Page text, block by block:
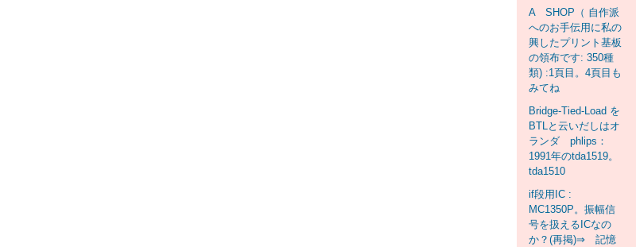
A SHOP（ 自作派
へのお手伝用に私の
興したプリント基板
の領布です: 350種
類) :1頁目。4頁目も
みてね
Bridge-Tied-Load を
BTLと云いだしはオ
ランダ phlips：
1991年のtda1519。
tda1510
if段用IC :
MC1350P。振幅信
号を扱えるICなの
か？(再掲)⇒ 記憶